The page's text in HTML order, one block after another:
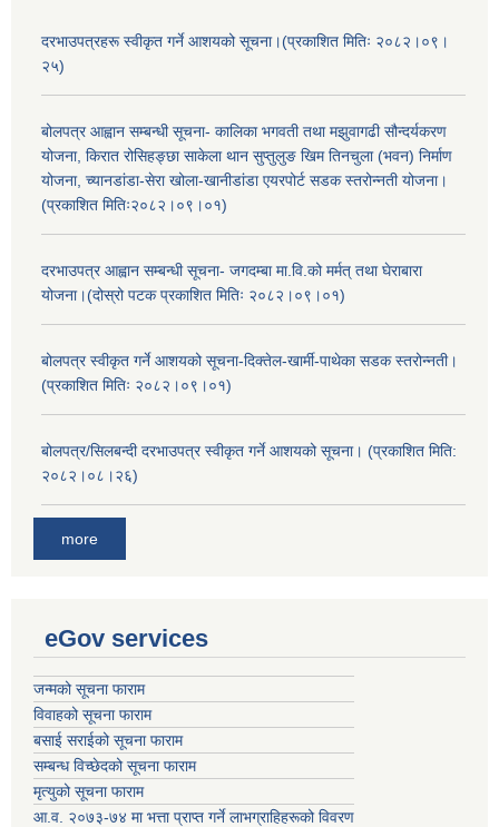
दरभाउपत्रहरू स्वीकृत गर्ने आशयको सूचना।(प्रकाशित मितिः २०८२।०९।
२५)
बोलपत्र आह्वान सम्बन्धी सूचना- कालिका भगवती तथा मझुवागढी सौन्दर्यकरण
योजना, किरात रोसिहङ्छा साकेला थान सुप्तुलुङ खिम तिनचुला (भवन) निर्माण
योजना, च्यानडांडा-सेरा खोला-खानीडांडा एयरपोर्ट सडक स्तरोन्नती योजना।
(प्रकाशित मितिः२०८२।०९।०१)
दरभाउपत्र आह्वान सम्बन्धी सूचना- जगदम्बा मा.वि.को मर्मत् तथा घेराबारा
योजना।(दोस्रो पटक प्रकाशित मितिः २०८२।०९।०१)
बोलपत्र स्वीकृत गर्ने आशयको सूचना-दिक्तेल-खार्मी-पाथेका सडक स्तरोन्नती।
(प्रकाशित मितिः २०८२।०९।०१)
बोलपत्र/सिलबन्दी दरभाउपत्र स्वीकृत गर्ने आशयको सूचना। (प्रकाशित मिति:
२०८२।०८।२६)
more
eGov services
जन्मको सूचना फाराम
विवाहको सूचना फाराम
बसाई सराईको सूचना फाराम
सम्बन्ध विच्छेदको सूचना फाराम
मृत्युको सूचना फाराम
आ.व. २०७३-७४ मा भत्ता प्राप्त गर्ने लाभग्राहिहरूको विवरण